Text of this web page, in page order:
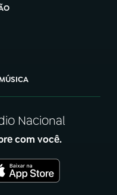
Nacional
com você.